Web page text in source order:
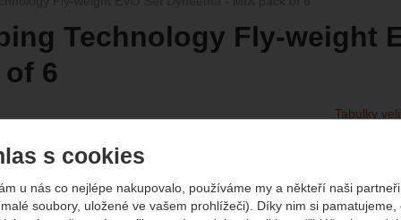
s cookies
u nás co nejlépe nakupovalo, používáme my a někteří naši partneři
soubory, uložené ve vašem prohlížeči). Díky nim si pamatujeme,
Technology Fly-weight
6
Tabulky
2
(2